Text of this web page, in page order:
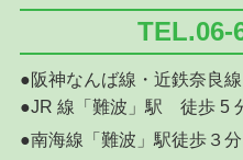
TEL.06-
●阪神なんば線・近鉄奈良
●JR 線「難波」駅 徒歩 5
●南海線「難波」駅徒歩３分